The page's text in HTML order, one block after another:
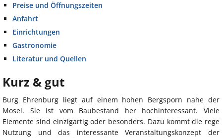
Preise und Öffnungszeiten
Anfahrt
Einrichtungen
Gastronomie
Literatur und Quellen
Kurz & gut
Burg Ehrenburg liegt auf einem hohen Bergsporn nahe der
Mosel. Sie ist vom Baubestand her hochinteressant. Viele
Elemente sind einzigartig oder besonders. Dazu kommt die rege
Nutzung und das interessante Veranstaltungskonzept der